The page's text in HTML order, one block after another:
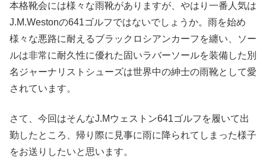
本格靴会には様々な雨靴がありますが、やはり一番人気は
J.M.Westonの641ゴルフではないでしょうか。雨を始め
様々な悪路に耐えるブラックロシアンカーフを纏い、ソー
ルは非常に耐久性に優れた固いラバーソールを装備した別
名ジャーナリストシューズは世界中の紳士の雨靴として愛
されています。
さて、今回はそんなJ.Mウェストン641ゴルフを履いて出
勤したところ、帰り際に見事に雨に降られてしまった様子
をお送りしたいと思います。